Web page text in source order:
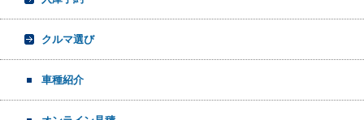
クルマ選び
車種紹介